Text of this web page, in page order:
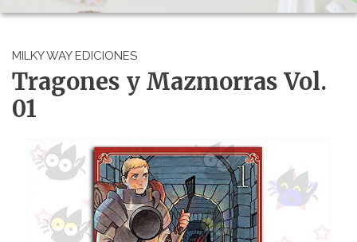
MILKY WAY EDICIONES
Tragones y Mazmorras Vol.
01